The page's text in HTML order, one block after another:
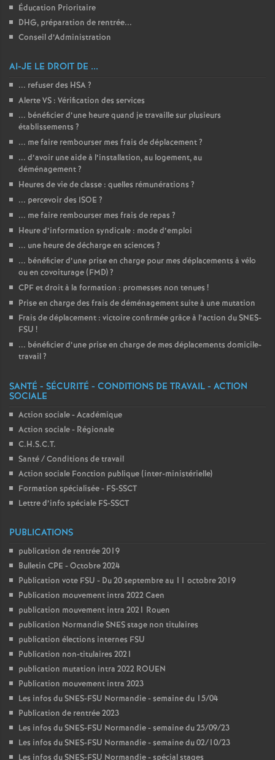
Éducation Prioritaire
DHG, préparation de rentrée...
Conseil d’Administration
AI-JE LE DROIT DE ...
... refuser des HSA?
Alerte VS : Vérification des services
... bénéficier d’une heure quand je travaille sur plusieurs
établissements ?
... me faire rembourser mes frais de déplacement?
... d’avoir une aide à l’installation, au logement, au
déménagement?
Heures de vie de classe : quelles rémunérations ?
... percevoir des ISOE ?
... me faire rembourser mes frais de repas ?
Heure d’information syndicale : mode d’emploi
... une heure de décharge en sciences ?
... bénéficier d’une prise en charge pour mes déplacements à vélo
ou en covoiturage (FMD)?
CPF et droit à la formation : promesses non tenues !
Prise en charge des frais de déménagement suite à une mutation
Frais de déplacement : victoire confirmée grâce à l’action du SNES-
FSU !
... bénéficier d’une prise en charge de mes déplacements domicile-
travail?
SANTÉ - SÉCURITÉ - CONDITIONS DE TRAVAIL - ACTION
SOCIALE
Action sociale - Académique
Action sociale - Régionale
C.H.S.C.T.
Santé / Conditions de travail
Action sociale Fonction publique (inter-ministérielle)
Formation spécialisée - FS-SSCT
Lettre d’info spéciale FS-SSCT
PUBLICATIONS
publication de rentrée 2019
Bulletin CPE - Octobre 2024
Publication vote FSU - Du 20 septembre au 11 octobre 2019
Publication mouvement intra 2022 Caen
publication mouvement intra 2021 Rouen
publication Normandie SNES stage non titulaires
publication élections internes FSU
Publication non-titulaires 2021
publication mutation intra 2022 ROUEN
Publication mouvement intra 2023
Les infos du SNES-FSU Normandie - semaine du 15/04
Publication de rentrée 2023
Les infos du SNES-FSU Normandie - semaine du 25/09/23
Les infos du SNES-FSU Normandie - semaine du 02/10/23